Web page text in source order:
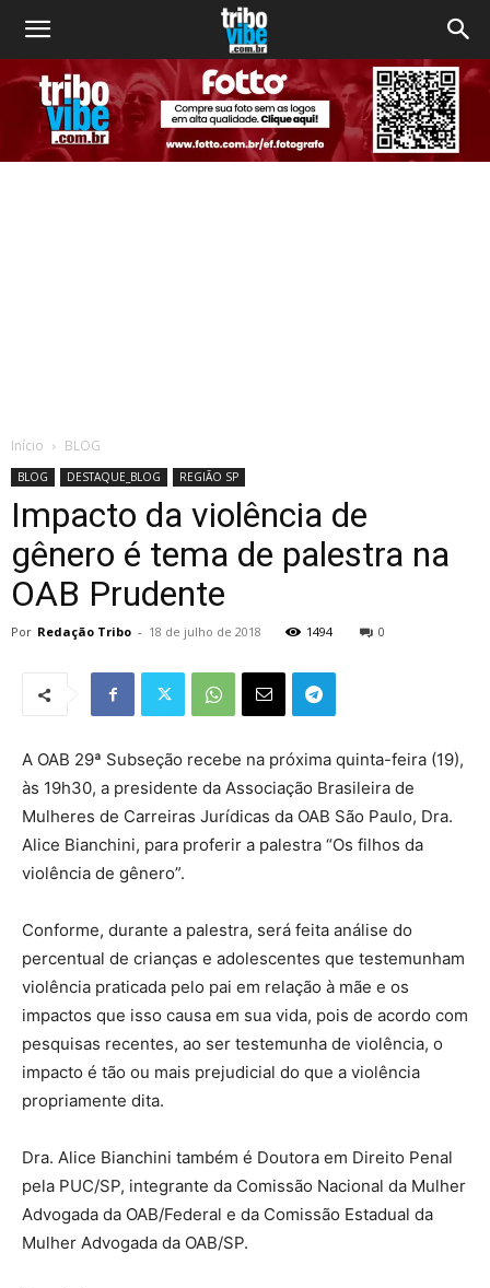
Início BLOG
BLOG DESTAQUE_BLOG REGIÃO SP
Impacto da violência de
gênero é tema de palestra na
OAB Prudente
Por Redação Tribo - 18 de julho de 2018 1494 0
A OAB 29ª Subseção recebe na próxima quinta-feira (19),
às 19h30, a presidente da Associação Brasileira de
Mulheres de Carreiras Jurídicas da OAB São Paulo, Dra.
Alice Bianchini, para proferir a palestra “Os filhos da
violência de gênero”.
Conforme, durante a palestra, será feita análise do
percentual de crianças e adolescentes que testemunham
violência praticada pelo pai em relação à mãe e os
impactos que isso causa em sua vida, pois de acordo com
pesquisas recentes, ao ser testemunha de violência, o
impacto é tão ou mais prejudicial do que a violência
propriamente dita.
Dra. Alice Bianchini também é Doutora em Direito Penal
pela PUC/SP, integrante da Comissão Nacional da Mulher
Advogada da OAB/Federal e da Comissão Estadual da
Mulher Advogada da OAB/SP.